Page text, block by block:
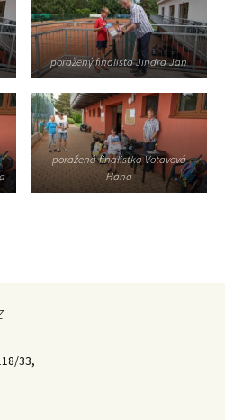
poražený finalista Jindra Jan
poražená finalistka Votavová
Hana
33,